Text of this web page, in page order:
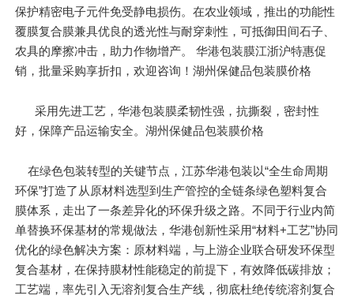
保护精密电子元件免受静电损伤。在农业领域，推出的功能性
覆膜复合膜兼具优良的透光性与耐穿刺性，可抵御田间石子、
农具的摩擦冲击，助力作物增产。 华港包装膜江浙沪特惠促
销，批量采购享折扣，欢迎咨询！湖州保健品包装膜价格
采用先进工艺，华港包装膜柔韧性强，抗撕裂，密封性
好，保障产品运输安全。湖州保健品包装膜价格
在绿色包装转型的关键节点，江苏华港包装以“全生命周期
环保”打造了从原材料选型到生产管控的全链条绿色塑料复合
膜体系，走出了一条差异化的环保升级之路。不同于行业内简
单替换环保基材的常规做法，华港创新性采用“材料+工艺”协同
优化的绿色解决方案：原材料端，与上游企业联合研发环保型
复合基材，在保持膜材性能稳定的前提下，有效降低碳排放；
工艺端，率先引入无溶剂复合生产线，彻底杜绝传统溶剂复合